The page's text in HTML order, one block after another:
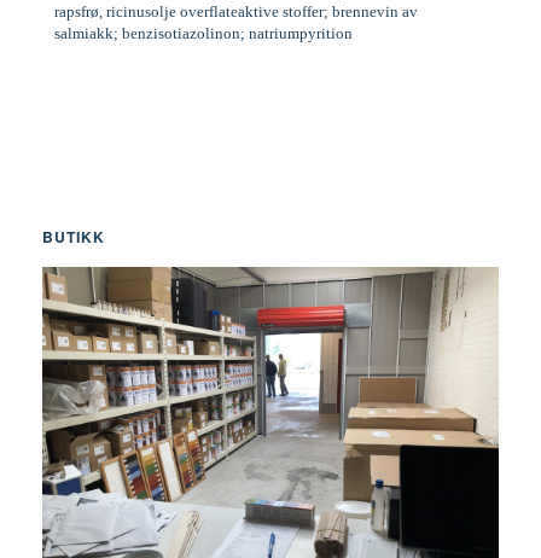
rapsfrø, ricinusolje overflateaktive stoffer; brennevin av
salmiakk; benzisotiazolinon; natriumpyrition
BUTIKK